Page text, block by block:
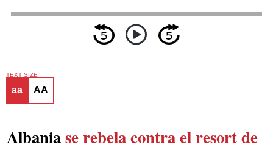
TEXT SIZE
aa AA
Albaniase rebela contra el resort de